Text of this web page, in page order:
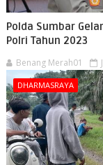
Polda Sumbar
Polri Tahun 2023
Benang Merah01
DHARMASRAYA